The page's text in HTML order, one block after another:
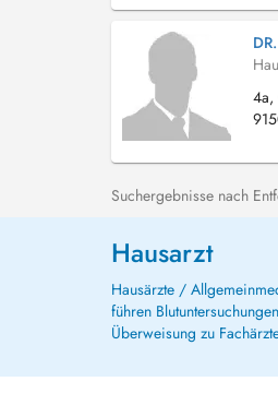
4a,
Suchergebnisse nach
Hausarzt
Hausärzte /
führen
Überweisung zu